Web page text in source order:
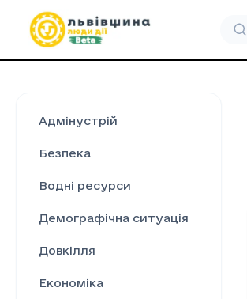
Адмінустрій
Безпека
Водні ресурси
Демографічна ситуація
Довкілля
Економіка